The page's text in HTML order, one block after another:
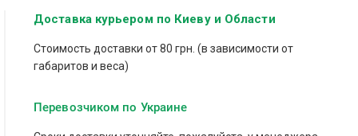
Доставка курьером по Киеву и Области
Стоимость доставки от 80 грн. (в зависимости от
габаритов и веса)
Перевозчиком по Украине